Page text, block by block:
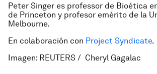
Peter Singer es professor de Bioética
de Princeton y profesor emérito de la
Melbourne.
En colaboración con Project Syndicate.
Imagen: REUTERS / Cheryl Gagalac